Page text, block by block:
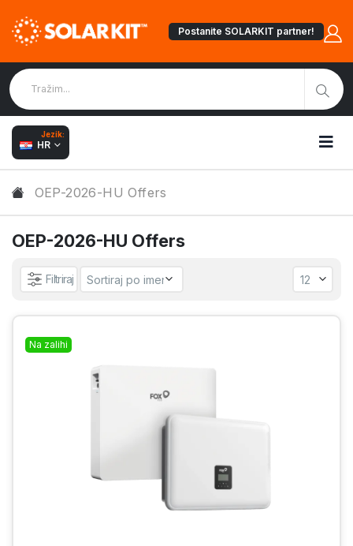
Postanite SOLARKIT partner!
Jezik:
HR
OEP-2026-HU Offers
OEP-2026-HU Offers
Filtriraj
Na zalihi